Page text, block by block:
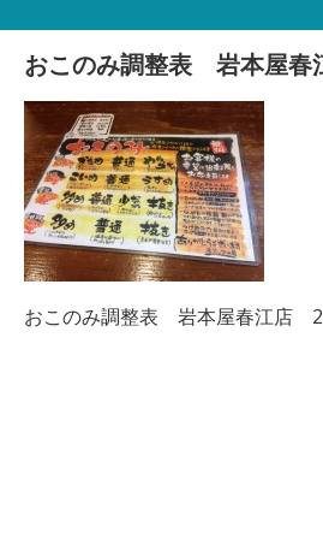
おこのみ調整表 岩本屋春
おこのみ調整表 岩本屋春江店